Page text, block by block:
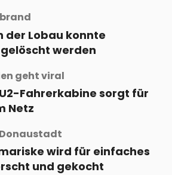
der Lobau konnte
werden
geht viral
Fahrerkabine sorgt für
Netz
wird für einfaches
und gekocht